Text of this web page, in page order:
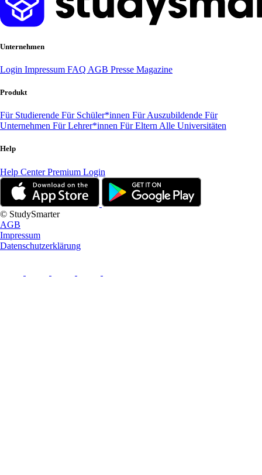
Unternehmen
Login Impressum FAQ AGB Presse Magazine
Produkt
Für Studierende Für Schüler*innen Für Auszubildende Für
Unternehmen Für Lehrer*innen Für Eltern Alle Universitäten
Help
Help CenterPremium Login
© StudySmarter
AGB
Impressum
Datenschutzerklärung